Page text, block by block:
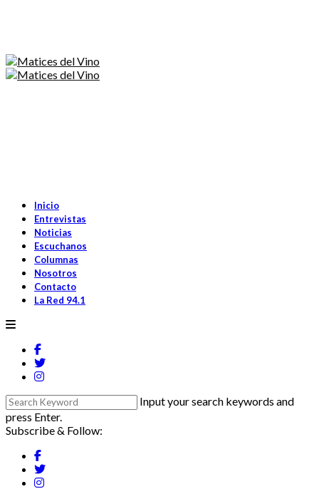
Inicio
Entrevistas
Noticias
Escuchanos
Columnas
Nosotros
Contacto
La Red 94.1
Input your search keywords and
press Enter.
Subscribe & Follow: